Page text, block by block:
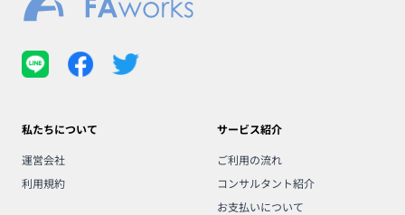
私たちについて
運営会社
利用規約
サービス紹介
ご利用の流れ
コンサルタント紹介
お支払いについて